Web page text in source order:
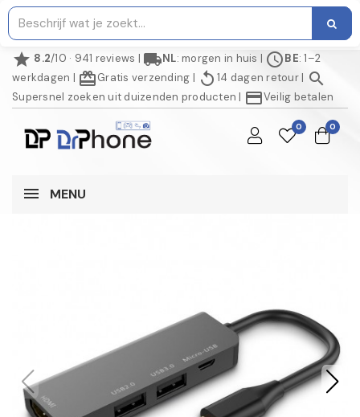
star 8.2/10 · 941 reviews | local_shippingNL: morgen in huis | scheduleBE: 1–2
werkdagen | redeemGratis verzending | replay 14 dagen retour| search
Supersnel zoeken uit duizenden producten | credit_cardVeilig betalen
0 0
MENU